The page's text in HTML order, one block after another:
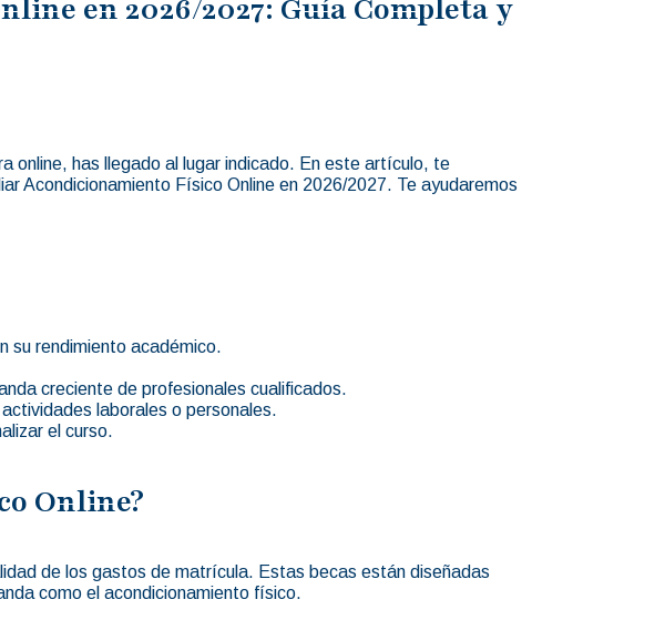
en 2026/2027: Guía Completa y
online, has llegado al lugar indicado. En este artículo, te
Acondicionamiento Físico Online en 2026/2027. Te ayudaremos
su rendimiento académico.
creciente de profesionales cualificados.
laborales o personales.
el curso.
Online?
de los gastos de matrícula. Estas becas están diseñadas
como el acondicionamiento físico.